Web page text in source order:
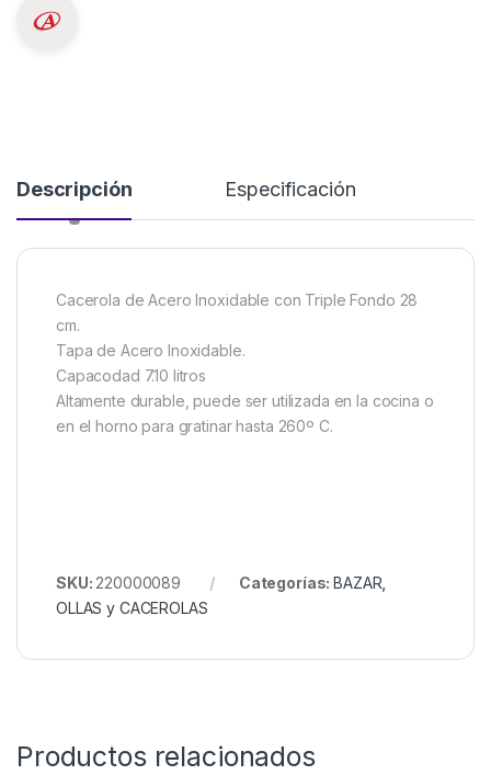
Descripción Especificación
Cacerola de Acero Inoxidable con Triple Fondo 28
cm.
Tapa de Acero Inoxidable.
Capacodad 7.10 litros
Altamente durable, puede ser utilizada en la cocina o
en el horno para gratinar hasta 260º C.
SKU: 220000089 Categorías:BAZAR
OLLAS y CACEROLAS
Productos relacionados